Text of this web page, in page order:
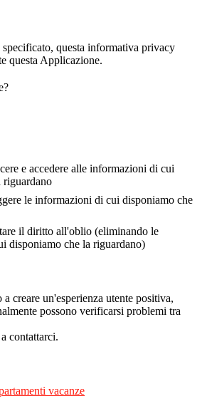
questa informativa privacy
questa Applicazione.
e accedere alle informazioni di cui
riguardano
le informazioni di cui disponiamo che
il diritto all'oblio (eliminando le
disponiamo che la riguardano)
creare un'esperienza utente positiva,
possono verificarsi problemi tra
contattarci.
vacanze